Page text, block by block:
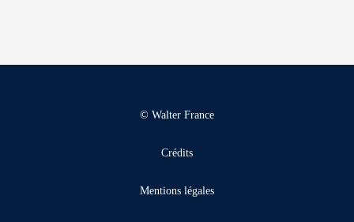
© Walter France
Crédits
Mentions légales